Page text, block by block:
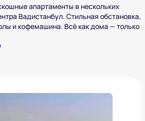
апартаменты в нескольких
Вадистанбул. Стильная обстановка,
и кофемашина. Всё как дома — только